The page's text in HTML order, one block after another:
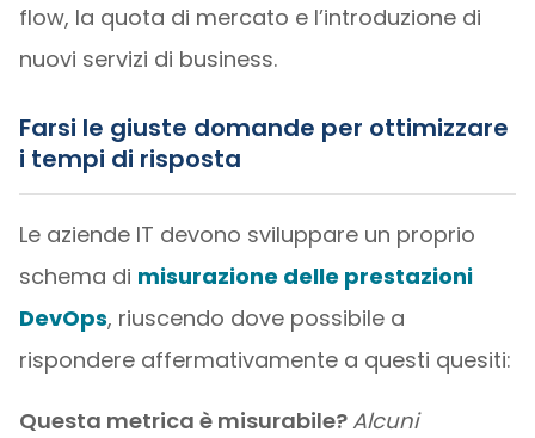
flow, la quota di mercato e l’introduzione di
nuovi servizi di business.
Farsi le giuste domande per ottimizzare
i tempi di risposta
Le aziende IT devono sviluppare un proprio
schema di misurazione delle prestazioni
DevOps, riuscendo dove possibile a
rispondere affermativamente a questi quesiti:
Questa metrica è misurabile? Alcuni